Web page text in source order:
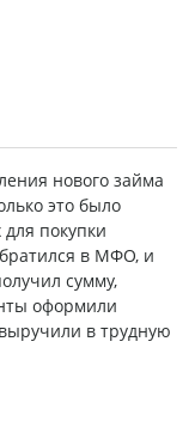
нового займа
это было
покупки
в МФО, и
сумму,
оформили
в трудную